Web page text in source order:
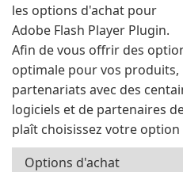
les options d'achat pour
Adobe Flash Player Plugin.
Afin de vous offrir des
optimale pour vos produits,
partenariats avec des
logiciels et de partenaires
plaît choisissez votre option
Options d'achat